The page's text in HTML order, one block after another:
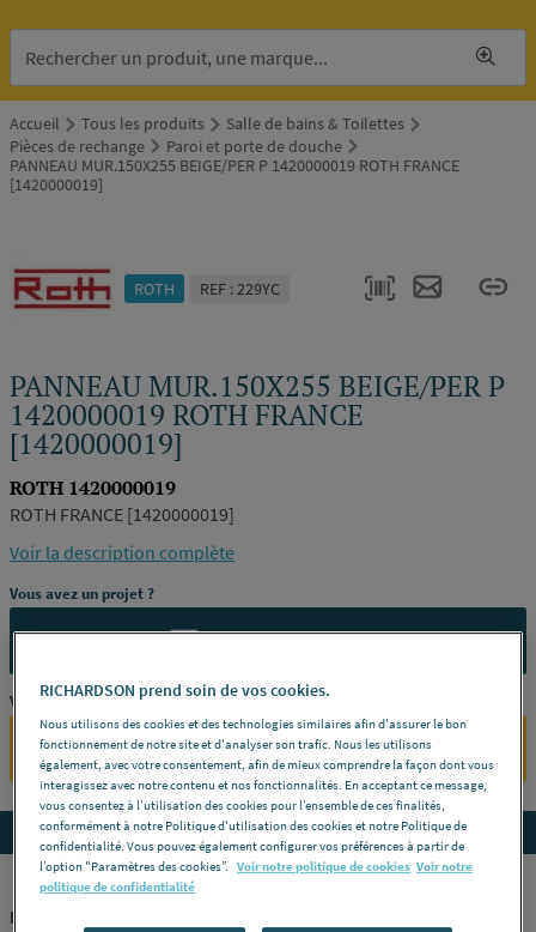
Accueil Tous les produits
Salle de bains & Toilettes
Pièces de rechange
Paroi et porte de douche
PANNEAU MUR.150X255 BEIGE/PER P 1420000019 ROTH FRANCE
[1420000019]
ROTH REF : 229YC
PANNEAU MUR.150X255 BEIGE/PER P
1420000019 ROTH FRANCE
[1420000019]
ROTH 1420000019
ROTH FRANCE [1420000019]
Voir la description complète
Vous avez un projet ?
CONTACTEZ-NOUS
Vous êtes un professionnel ?
SE CONNECTER
Accedez aux détails du produit
PANNEAU MUR.150X255 BEIGE/PER P 1420000019
RICHARDSON prend soin de vos cookies.
Nous utilisons des cookies et des technologies similaires afin d'assurer le bon
fonctionnement de notre site et d'analyser son trafic. Nous les utilisons
également, avec votre consentement, afin de mieux comprendre la façon dont vous
interagissez avec notre contenu et nos fonctionnalités. En acceptant ce message,
vous consentez à l’utilisation des cookies pour l’ensemble de ces finalités,
conformément à notre Politique d'utilisation des cookies et notre Politique de
confidentialité. Vous pouvez également configurer vos préférences à partir de
l’option "Paramètres des cookies”. Voir notre politique de cookies Voir notre
politique de confidentialité